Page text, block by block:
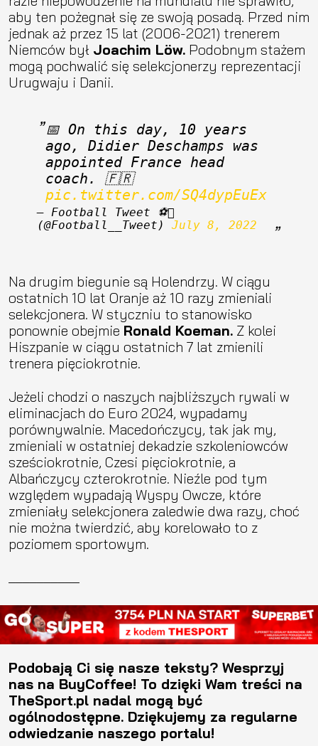
aby ten pożegnał się ze swoją posadą. Przed nim
jednak aż przez 15 lat (2006-2021) trenerem
Niemców był Joachim Löw. Podobnym stażem
mogą pochwalić się selekcjonerzy reprezentacji
Urugwaju i Danii.
📅 On this day, 10 years
ago, Didier Deschamps was
appointed France head
coach. 🇫🇷
pic.twitter.com/SQ4dypEuEx
— Football Tweet ⚽
(@Football__Tweet) July 8, 2022
Na drugim biegunie są Holendrzy. W ciągu
ostatnich 10 lat Oranje aż 10 razy zmieniali
selekcjonera. W styczniu to stanowisko
ponownie obejmie Ronald Koeman. Z kolei
Hiszpanie w ciągu ostatnich 7 lat zmienili
trenera pięciokrotnie.
Jeżeli chodzi o naszych najbliższych rywali w
eliminacjach do Euro 2024, wypadamy
porównywalnie. Macedończycy, tak jak my,
zmieniali w ostatniej dekadzie szkoleniowców
sześciokrotnie, Czesi pięciokrotnie, a
Albańczycy czterokrotnie. Nieźle pod tym
względem wypadają Wyspy Owcze, które
zmieniały selekcjonera zaledwie dwa razy, choć
nie można twierdzić, aby korelowało to z
poziomem sportowym.
Podobają Ci się nasze teksty? Wesprzyj
nas na BuyCoffee! To dzięki Wam treści na
TheSport.pl nadal mogą być
ogólnodostępne. Dziękujemy za regularne
odwiedzanie naszego portalu!